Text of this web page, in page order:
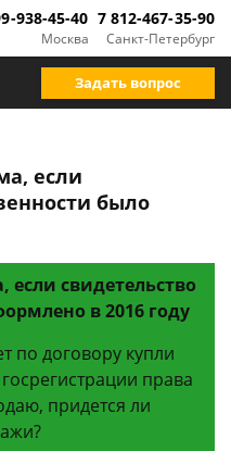
Москва
938-45-40
Санкт-Петербург
7 812-467-35-90
Задать вопрос
если
было
свидетельство
в 2016 году
по договору купли
права
придется ли